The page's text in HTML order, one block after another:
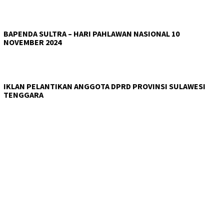
BAPENDA SULTRA – HARI PAHLAWAN NASIONAL 10
NOVEMBER 2024
IKLAN PELANTIKAN ANGGOTA DPRD PROVINSI SULAWESI
TENGGARA